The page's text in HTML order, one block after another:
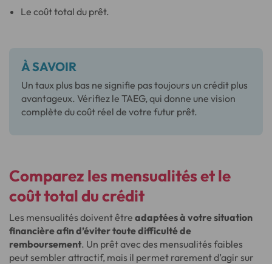
Le coût total du prêt.
À SAVOIR
Un taux plus bas ne signifie pas toujours un crédit plus
avantageux. Vérifiez le TAEG, qui donne une vision
complète du coût réel de votre futur prêt.
Comparez les mensualités et le
coût total du crédit
Les mensualités doivent être adaptées à votre situation
financière afin d’éviter toute difficulté de
remboursement. Un prêt avec des mensualités faibles
peut sembler attractif, mais il permet rarement d’agir sur